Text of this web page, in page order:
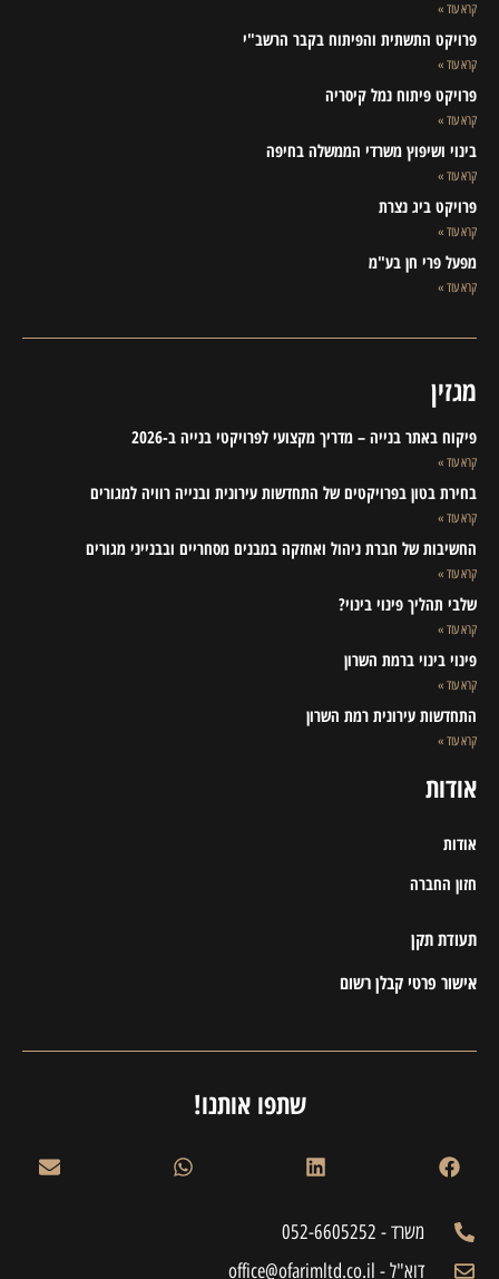
קרא עוד »
פרויקט התשתית והפיתוח בקבר הרשב"י
קרא עוד »
פרויקט פיתוח נמל קיסריה
קרא עוד »
בינוי ושיפוץ משרדי הממשלה בחיפה
קרא עוד »
פרויקט ביג נצרת
קרא עוד »
מפעל פרי חן בע"מ
קרא עוד »
מגזין
פיקוח באתר בנייה – מדריך מקצועי לפרויקטי בנייה ב-2026
קרא עוד »
בחירת בטון בפרויקטים של התחדשות עירונית ובנייה רוויה למגורים
קרא עוד »
החשיבות של חברת ניהול ואחזקה במבנים מסחריים ובבנייני מגורים
קרא עוד »
שלבי תהליך פינוי בינוי?
קרא עוד »
פינוי בינוי ברמת השרון
קרא עוד »
התחדשות עירונית רמת השרון
קרא עוד »
אודות
אודות
חזון החברה
תעודת תקן
אישור פרטי קבלן רשום
שתפו אותנו!
משרד - 052-6605252
דוא"ל - office@ofarimltd.co.il